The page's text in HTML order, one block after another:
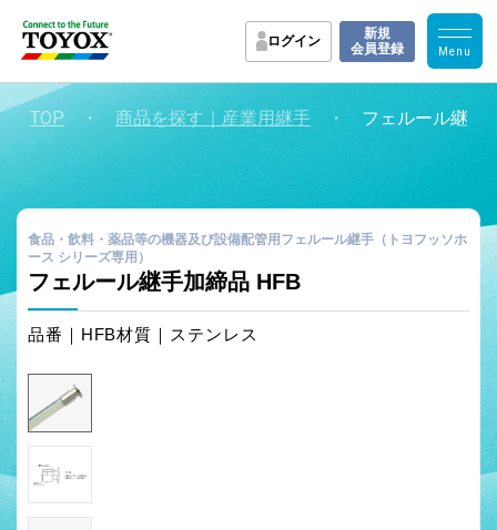
ログイン
新規
会員登録
TOP ・ 商品を探す｜産業用継手 ・ フェルール継手
食品・飲料・薬品等の機器及び設備配管用フェルール継手（トヨフッソホ
ース シリーズ専用）
フェルール継手加締品 HFB
品番｜HFB材質｜ステンレス